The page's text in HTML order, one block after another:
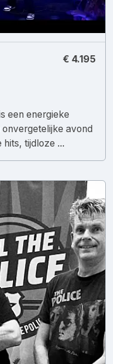
€ 4.195
een energieke
avond
tijdloze ...